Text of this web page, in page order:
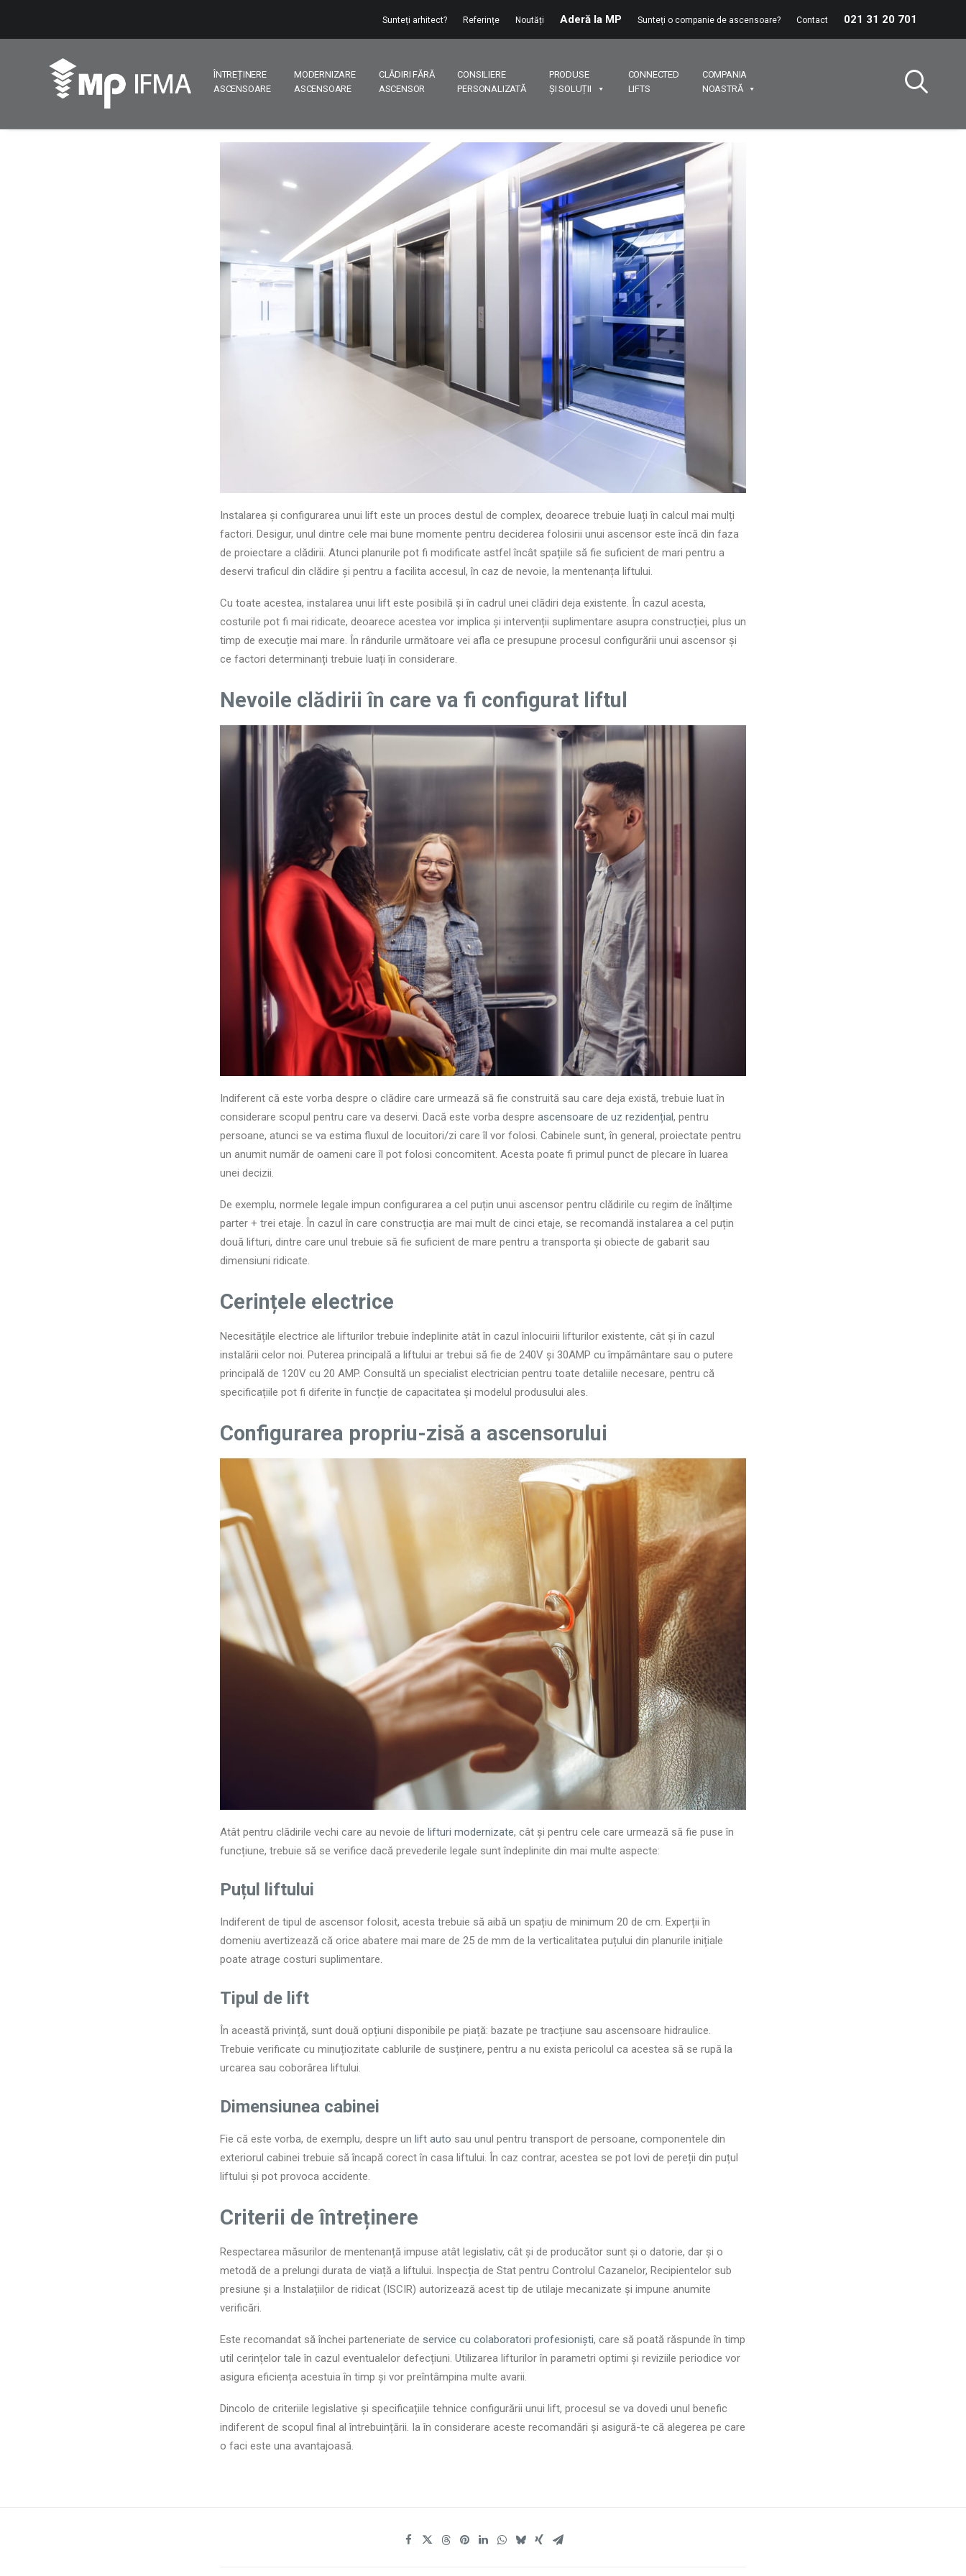
Sunteți arhitect? Referințe Noutăți Aderă la MP Sunteți o companie de ascensoare? Contact 021 31 20 701
ÎNTREȚINERE
ASCENSOARE
MODERNIZARE
ASCENSOARE
CLĂDIRI FĂRĂ
ASCENSOR
CONSILIERE
PERSONALIZATĂ
PRODUSE
ȘI SOLUȚII
CONNECTED
LIFTS
COMPANIA
NOASTRĂ
Instalarea și configurarea unui lift este un proces destul de complex, deoarece trebuie luați în calcul mai mulți
factori. Desigur, unul dintre cele mai bune momente pentru deciderea folosirii unui ascensor este încă din faza
de proiectare a clădirii. Atunci planurile pot fi modificate astfel încât spațiile să fie suficient de mari pentru a
deservi traficul din clădire și pentru a facilita accesul, în caz de nevoie, la mentenanța liftului.
Cu toate acestea, instalarea unui lift este posibilă și în cadrul unei clădiri deja existente. În cazul acesta,
costurile pot fi mai ridicate, deoarece acestea vor implica și intervenții suplimentare asupra construcției, plus un
timp de execuție mai mare. În rândurile următoare vei afla ce presupune procesul configurării unui ascensor și
ce factori determinanți trebuie luați în considerare.
Nevoile clădirii în care va fi configurat liftul
Indiferent că este vorba despre o clădire care urmează să fie construită sau care deja există, trebuie luat în
considerare scopul pentru care va deservi. Dacă este vorba despre ascensoare de uz rezidențial, pentru
persoane, atunci se va estima fluxul de locuitori/zi care îl vor folosi. Cabinele sunt, în general, proiectate pentru
un anumit număr de oameni care îl pot folosi concomitent. Acesta poate fi primul punct de plecare în luarea
unei decizii.
De exemplu, normele legale impun configurarea a cel puțin unui ascensor pentru clădirile cu regim de înălțime
parter + trei etaje. În cazul în care construcția are mai mult de cinci etaje, se recomandă instalarea a cel puțin
două lifturi, dintre care unul trebuie să fie suficient de mare pentru a transporta și obiecte de gabarit sau
dimensiuni ridicate.
Cerințele electrice
Necesitățile electrice ale lifturilor trebuie îndeplinite atât în cazul înlocuirii lifturilor existente, cât și în cazul
instalării celor noi. Puterea principală a liftului ar trebui să fie de 240V și 30AMP cu împământare sau o putere
principală de 120V cu 20 AMP. Consultă un specialist electrician pentru toate detaliile necesare, pentru că
specificațiile pot fi diferite în funcție de capacitatea și modelul produsului ales.
Configurarea propriu-zisă a ascensorului
Atât pentru clădirile vechi care au nevoie de lifturi modernizate, cât și pentru cele care urmează să fie puse în
funcțiune, trebuie să se verifice dacă prevederile legale sunt îndeplinite din mai multe aspecte:
Puțul liftului
Indiferent de tipul de ascensor folosit, acesta trebuie să aibă un spațiu de minimum 20 de cm. Experții în
domeniu avertizează că orice abatere mai mare de 25 de mm de la verticalitatea puțului din planurile inițiale
poate atrage costuri suplimentare.
Tipul de lift
În această privință, sunt două opțiuni disponibile pe piață: bazate pe tracțiune sau ascensoare hidraulice.
Trebuie verificate cu minuțiozitate cablurile de susținere, pentru a nu exista pericolul ca acestea să se rupă la
urcarea sau coborârea liftului.
Dimensiunea cabinei
Fie că este vorba, de exemplu, despre un lift auto sau unul pentru transport de persoane, componentele din
exteriorul cabinei trebuie să încapă corect în casa liftului. În caz contrar, acestea se pot lovi de pereții din puțul
liftului și pot provoca accidente.
Criterii de întreținere
Respectarea măsurilor de mentenanță impuse atât legislativ, cât și de producător sunt și o datorie, dar și o
metodă de a prelungi durata de viață a liftului. Inspecția de Stat pentru Controlul Cazanelor, Recipientelor sub
presiune și a Instalațiilor de ridicat (ISCIR) autorizează acest tip de utilaje mecanizate și impune anumite
verificări.
Este recomandat să închei parteneriate de service cu colaboratori profesioniști, care să poată răspunde în timp
util cerințelor tale în cazul eventualelor defecțiuni. Utilizarea lifturilor în parametri optimi și reviziile periodice vor
asigura eficiența acestuia în timp și vor preîntâmpina multe avarii.
Dincolo de criteriile legislative și specificațiile tehnice configurării unui lift, procesul se va dovedi unul benefic
indiferent de scopul final al întrebuințării. Ia în considerare aceste recomandări și asigură-te că alegerea pe care
o faci este una avantajoasă.